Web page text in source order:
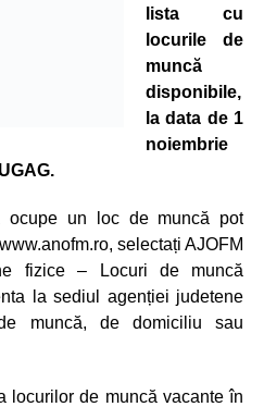
lista cu
locurile de
muncă
disponibile,
la data de 1
noiembrie
ocupe un loc de muncă pot
selectați AJOFM
fizice – Locuri de muncă
la sediul agenției judetene
muncă, de domiciliu sau
locurilor de muncă vacante în